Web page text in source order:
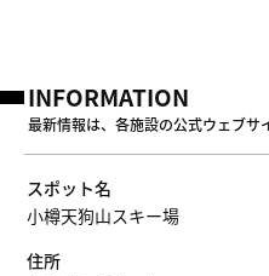
INFORMATION
最新情報は、各施設の公式ウェブサ
スポット名
小樽天狗山スキー場
住所